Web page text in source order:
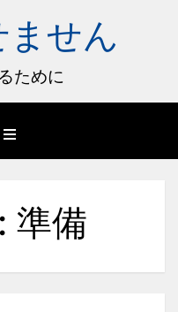
せん
ために
the
menu
準備